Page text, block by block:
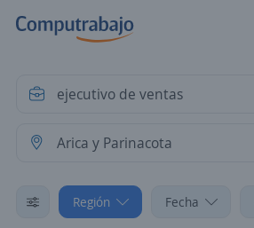
Región Fecha